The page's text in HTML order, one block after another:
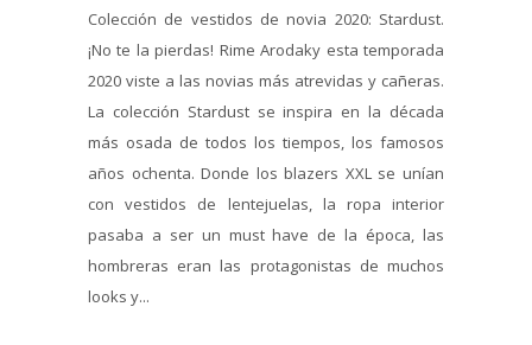
Colección de vestidos de novia 2020: Stardust.
¡No te la pierdas! Rime Arodaky esta temporada
2020 viste a las novias más atrevidas y cañeras.
La colección Stardust se inspira en la década
más osada de todos los tiempos, los famosos
años ochenta. Donde los blazers XXL se unían
con vestidos de lentejuelas, la ropa interior
pasaba a ser un must have de la época, las
hombreras eran las protagonistas de muchos
looks y...